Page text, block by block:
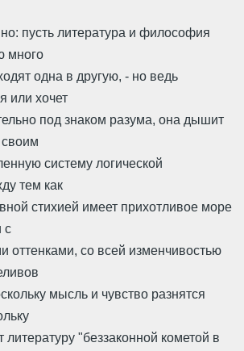
пусть литература и философия
много
одна в другую, - но ведь
или хочет
под знаком разума, она дышит
систему логической
тем как
стихией имеет прихотливое море
с
оттенками, со всей изменчивостью
мысль и чувство разнятся
литературу "беззаконной кометой в